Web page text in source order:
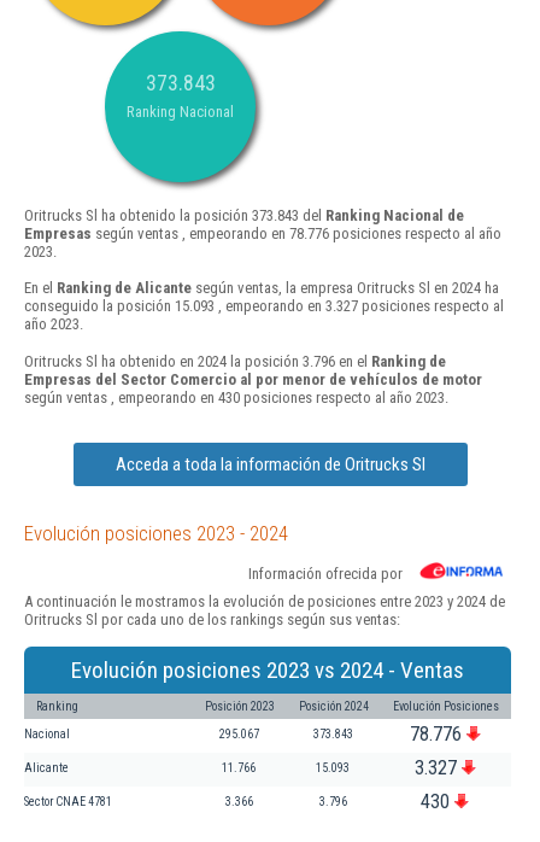
373.843
Ranking Nacional
Oritrucks Sl ha obtenido la posición 373.843 del Ranking Nacional de
Empresas según ventas , empeorando en 78.776 posiciones respecto al año
2023.
En el Ranking de Alicante según ventas, la empresa Oritrucks Sl en 2024 ha
conseguido la posición 15.093 , empeorando en 3.327 posiciones respecto al
año 2023.
Oritrucks Sl ha obtenido en 2024 la posición 3.796 en el Ranking de
Empresas del Sector Comercio al por menor de vehículos de motor
según ventas , empeorando en 430 posiciones respecto al año 2023.
Acceda a toda la información de Oritrucks Sl
Evolución posiciones 2023 - 2024
Información ofrecida por
A continuación le mostramos la evolución de posiciones entre 2023 y 2024 de
Oritrucks Sl por cada uno de los rankings según sus ventas:
Evolución posiciones 2023 vs 2024 - Ventas
Ranking Posición 2023 Posición 2024 Evolución Posiciones
Nacional 295.067 373.843 78.776
Alicante 11.766 15.093 3.327
Sector CNAE 4781 3.366 3.796 430